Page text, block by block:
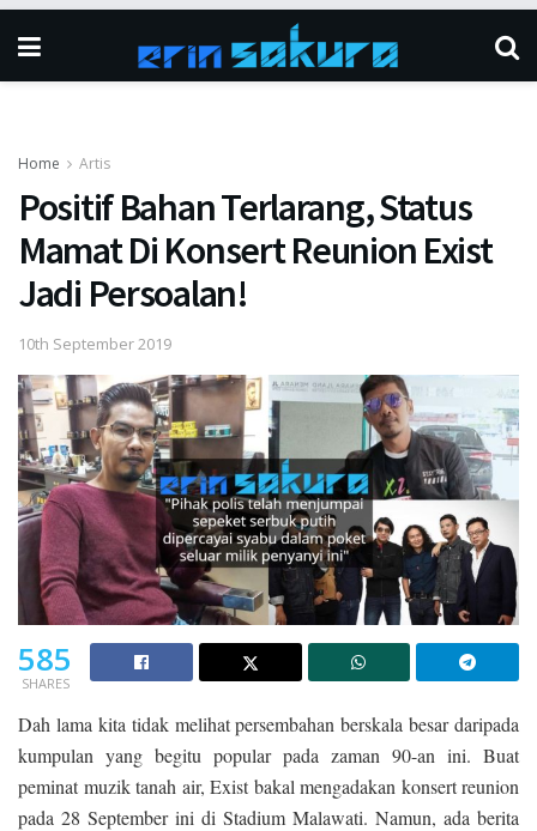
Home Artis
Positif Bahan Terlarang, Status
Mamat Di Konsert Reunion Exist
Jadi Persoalan!
10th September 2019
585
SHARES
Dah lama kita tidak melihat persembahan berskala besar daripada
kumpulan yang begitu popular pada zaman 90-an ini. Buat
peminat muzik tanah air, Exist bakal mengadakan konsert reunion
pada 28 September ini di Stadium Malawati. Namun, ada berita